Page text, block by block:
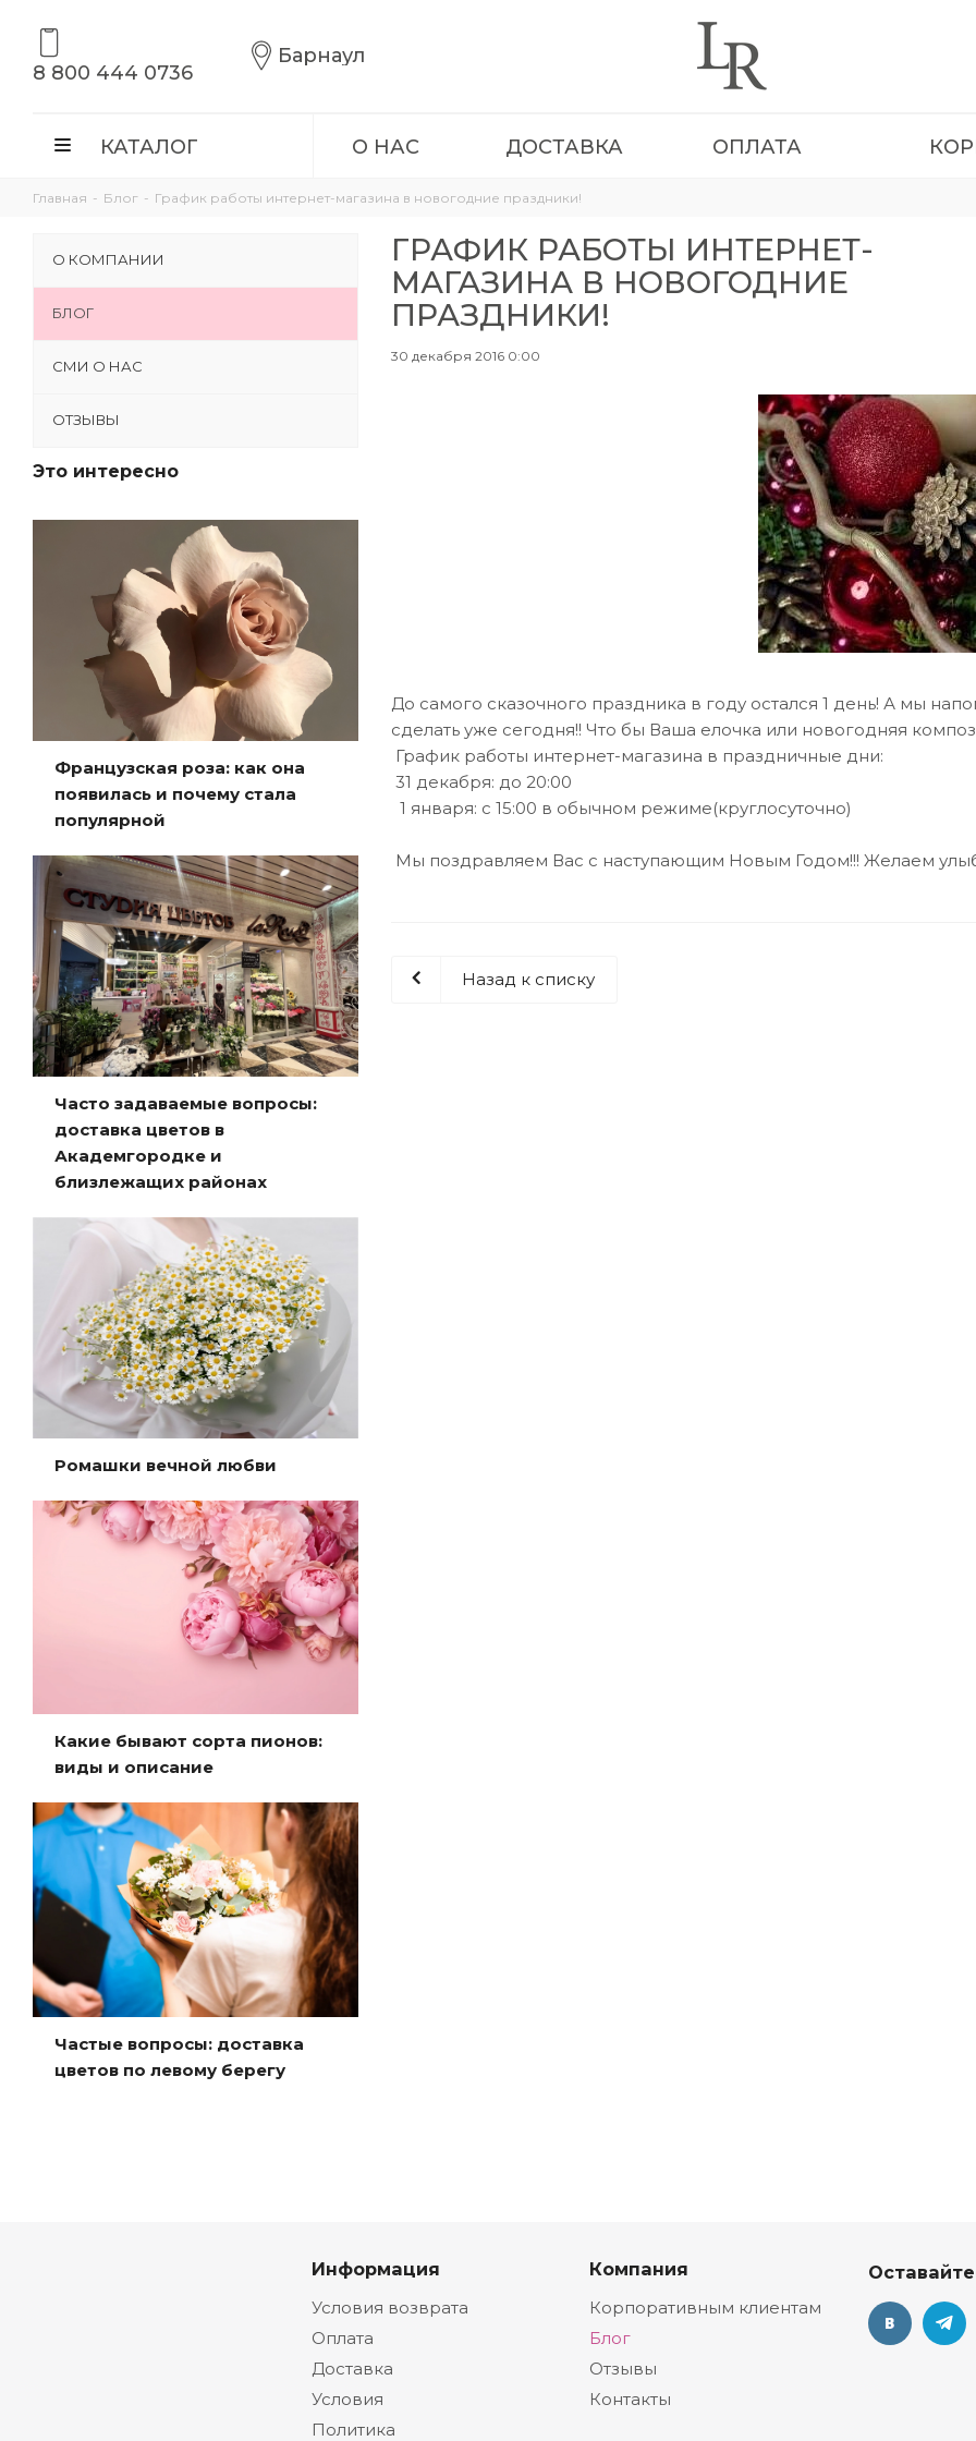
8 800 444 0736
Барнаул
КАТАЛОГ О НАС ДОСТАВКА ОПЛАТА
Главная - Блог - График работы интернет-магазина в новогодние праздники!
О КОМПАНИИ
БЛОГ
СМИ О НАС
ОТЗЫВЫ
Это интересно
Французская роза: как она
появилась и почему стала
популярной
Часто задаваемые вопросы:
доставка цветов в
Академгородке и
близлежащих районах
Ромашки вечной любви
Какие бывают сорта пионов:
виды и описание
Частые вопросы: доставка
цветов по левому берегу
ГРАФИК РАБОТЫ ИНТЕРНЕТ-
МАГАЗИНА В НОВОГОДНИЕ
ПРАЗДНИКИ!
30 декабря 2016 0:00
До самого сказочного праздника в году остался 1 день! А мы
сделать уже сегодня!! Что бы Ваша елочка или новогодняя
График работы интернет-магазина в праздничные дни:
31 декабря: до 20:00
1 января: с 15:00 в обычном режиме(круглосуточно)
Мы поздравляем Вас с наступающим Новым Годом!!! Желаем
Назад к списку
Информация
Условия возврата
Оплата
Доставка
Условия
Политика
Компания
Корпоративным клиентам
Блог
Отзывы
Контакты